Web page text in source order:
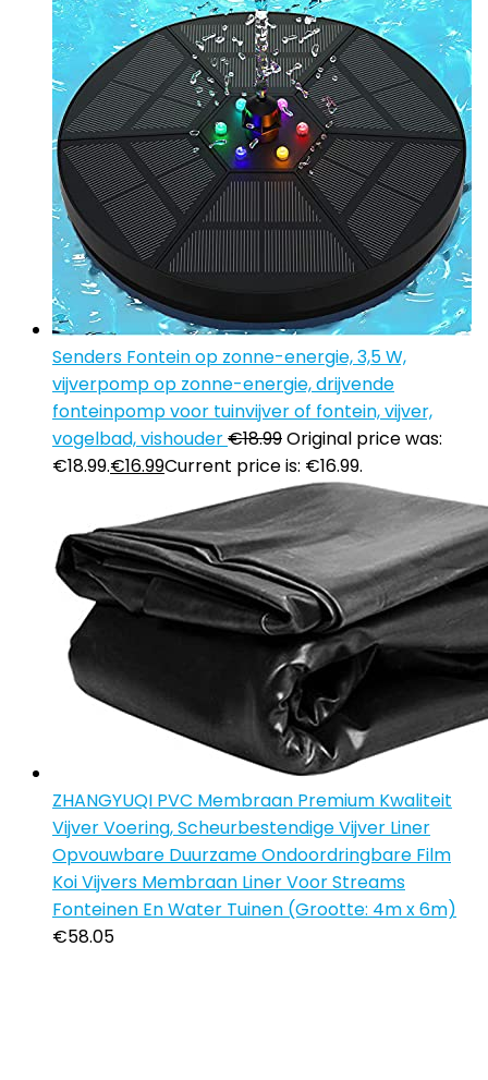
Senders Fontein op zonne-energie, 3,5 W,
vijverpomp op zonne-energie, drijvende
fonteinpomp voor tuinvijver of fontein, vijver,
vogelbad, vishouder€18.99Original price was:
€18.99.€16.99Current price is: €16.99.
ZHANGYUQI PVC Membraan Premium Kwaliteit
Vijver Voering, Scheurbestendige Vijver Liner
Opvouwbare Duurzame Ondoordringbare Film
Koi Vijvers Membraan Liner Voor Streams
Fonteinen En Water Tuinen (Grootte: 4m x 6m)
€58.05